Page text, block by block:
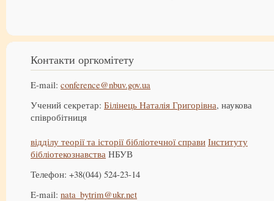
Контакти оргкомітету
E-mail: conference@nbuv.gov.ua
Учений секретар: Білінець Наталія Григорівна, наукова
співробітниця
відділу теорії та історії бібліотечної справи Інституту
бібліотекознавства НБУВ
Телефон: +38(044) 524-23-14
E-mail: nata_bytrim@ukr.net